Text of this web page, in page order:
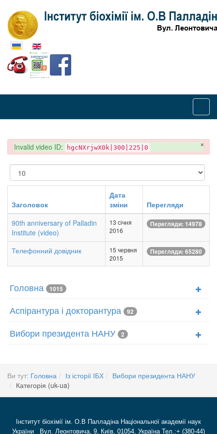
Оберіть свою мову
×
danger
Invalid video ID: hgcNXrjwX0k|300|225|0
Показувати
Заголовок
Дата
зміни
Перегляди
90th anniversary of Palladin
Institute (video)
13 січня
2016
Перегляди: 14978
Телефонний довідник
15 червня
2015
Перегляди: 65280
Головна 1015
Аспірантура і докторантура 92
Вибори президента НАНУ 2
Ви тут: Головна Із історії ІБХ
Вибори президента НАНУ
Категорія (uk-ua)
Інститут біохімії ім. О.В Палладіна Національної академії наук
України Вул. Леонтовича, 9, Київ, 01054, Україна Тел.:+ (380-44)